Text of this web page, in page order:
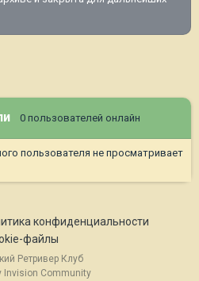
0 пользователей онлайн
пользователя не просматривает
конфиденциальности
файлы
Ретривер Клуб
Invision Community